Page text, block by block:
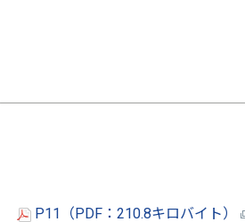
P11（PDF：210.8キロバイト）